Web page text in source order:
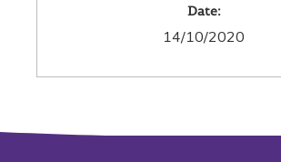
Date:
14/10/2020